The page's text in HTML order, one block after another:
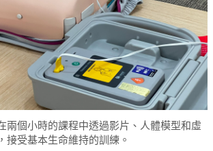
兩個小時的課程中透過影片、人體模型和虛
接受基本生命維持的訓練。